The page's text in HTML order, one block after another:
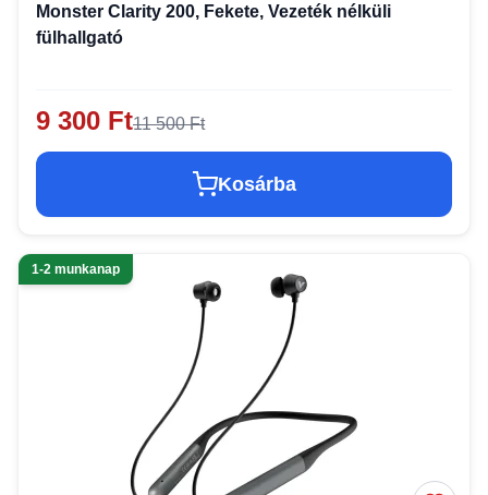
Monster Clarity 200, Fekete, Vezeték nélküli
fülhallgató
9 300 Ft11 500 Ft
Kosárba
1-2 munkanap